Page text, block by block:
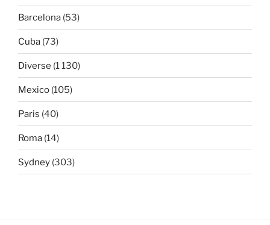
Barcelona (53)
Cuba (73)
Diverse (1 130)
Mexico (105)
Paris (40)
Roma (14)
Sydney (303)